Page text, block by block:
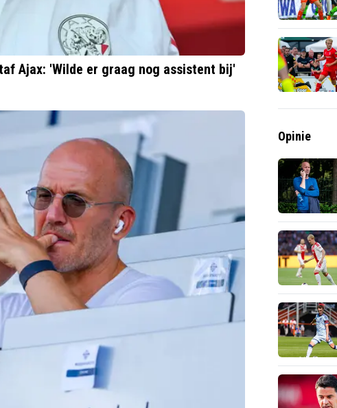
Ajax: 'Wilde er graag nog assistent bij'
Opinie